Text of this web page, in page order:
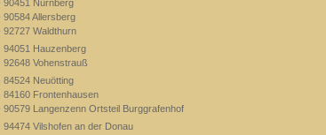
90451 Nürnberg
90584 Allersberg
92727 Waldthurn
94051 Hauzenberg
92648 Vohenstrauß
84524 Neuötting
84160 Frontenhausen
90579 Langenzenn Ortsteil Burggrafenhof
94474 Vilshofen an der Donau